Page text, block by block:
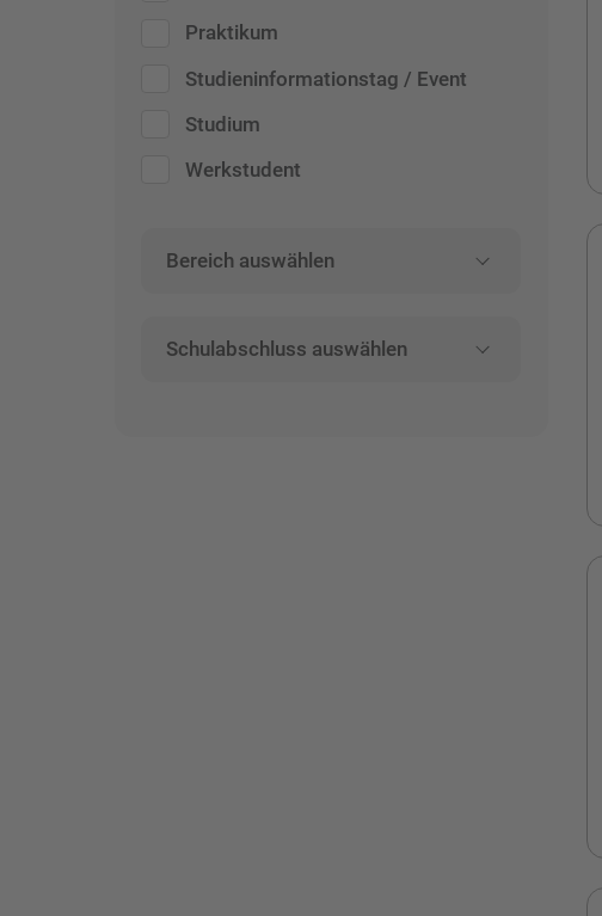
Praktikum
Studieninformationstag / Event
Studium
Werkstudent
Bereich auswählen
Schulabschluss auswählen